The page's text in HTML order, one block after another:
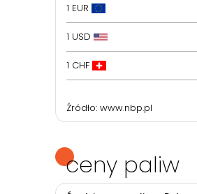
ceny paliw
1 EUR
1 USD
1 CHF
Źródło: www.nbp.pl